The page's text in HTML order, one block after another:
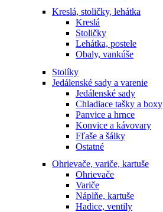
Kreslá, stoličky, lehátka
Kreslá
Stoličky
Lehátka, postele
Obaly, vankúše
Stolíky
Jedálenské sady a varenie
Jedálenské sady
Chladiace tašky a boxy
Panvice a hrnce
Konvice a kávovary
Fľaše a šálky
Ostatné
Ohrievače, variče, kartuše
Ohrievače
Variče
Náplňe, kartuše
Hadice, ventily